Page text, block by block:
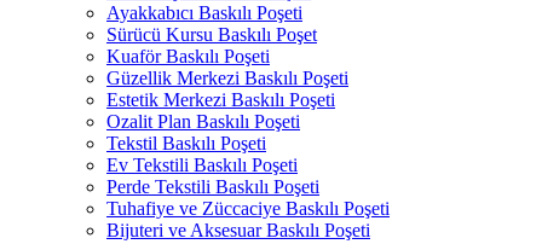
Ayakkabıcı Baskılı Poşeti
Sürücü Kursu Baskılı Poşet
Kuaför Baskılı Poşeti
Güzellik Merkezi Baskılı Poşeti
Estetik Merkezi Baskılı Poşeti
Ozalit Plan Baskılı Poşeti
Tekstil Baskılı Poşeti
Ev Tekstili Baskılı Poşeti
Perde Tekstili Baskılı Poşeti
Tuhafiye ve Züccaciye Baskılı Poşeti
Bijuteri ve Aksesuar Baskılı Poşeti